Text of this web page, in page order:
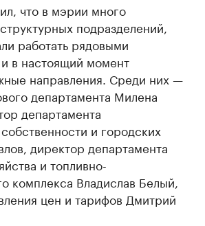
что в мэрии много
подразделений,
работать рядовыми
в настоящий момент
направления. Среди них —
департамента Милена
департамента
и городских
директор департамента
и топливно-
комплекса Владислав Белый,
цен и тарифов Дмитрий